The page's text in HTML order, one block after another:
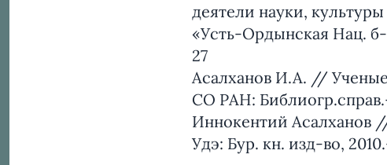
деятели науки,
«Усть-Ордынская Нац.
27
Асалханов И.А. //
СО РАН:
Иннокентий Асалханов
Удэ: Бур. кн. изд-во,